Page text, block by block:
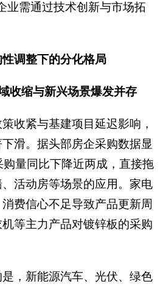
业需通过技术创新与市场拓
调整下的分化格局
收缩与新兴场景爆发并存
收紧与基建项目延迟影响，
滑。据头部房企采购数据显
购量同比下降近两成，直接拖
活动房等场景的应用。家电
费信心不足导致产品更新周
等主力产品对镀锌板的采购
，新能源汽车、光伏、绿色